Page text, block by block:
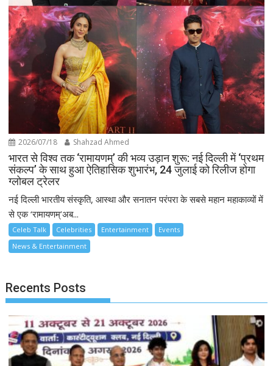
2026/07/18 Shahzad Ahmed
भारत से विश्व तक ‘रामायणम्’ की भव्य उड़ान शुरू: नई दिल्ली में ‘प्रथम
संकल्प’ के साथ हुआ ऐतिहासिक शुभारंभ, 24 जुलाई को रिलीज होगा
ग्लोबल ट्रेलर
नई दिल्ली भारतीय संस्कृति, आस्था और सनातन परंपरा के सबसे महान महाकाव्यों में
से एक ‘रामायणम्’अब...
Celeb Talk Celebrities Entertainment
Events
News & Entertainment
Recents Posts